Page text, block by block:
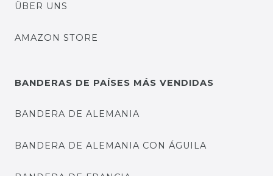
ÜBER UNS
AMAZON STORE
BANDERAS DE PAÍSES MÁS VENDIDAS
BANDERA DE ALEMANIA
BANDERA DE ALEMANIA CON ÁGUILA